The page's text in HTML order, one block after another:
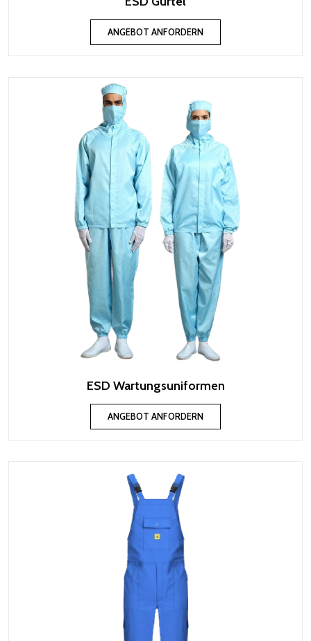
ANGEBOT ANFORDERN
ESD Wartungsuniformen
ANGEBOT ANFORDERN